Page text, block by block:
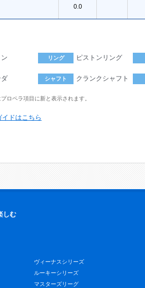
0.0
リング ピストンリング
シャフト クランクシャフト
ロペラ項目に新と表示されます。
ドはこちら
しむ
ヴィーナスシリーズ
ルーキーシリーズ
マスターズリーグ